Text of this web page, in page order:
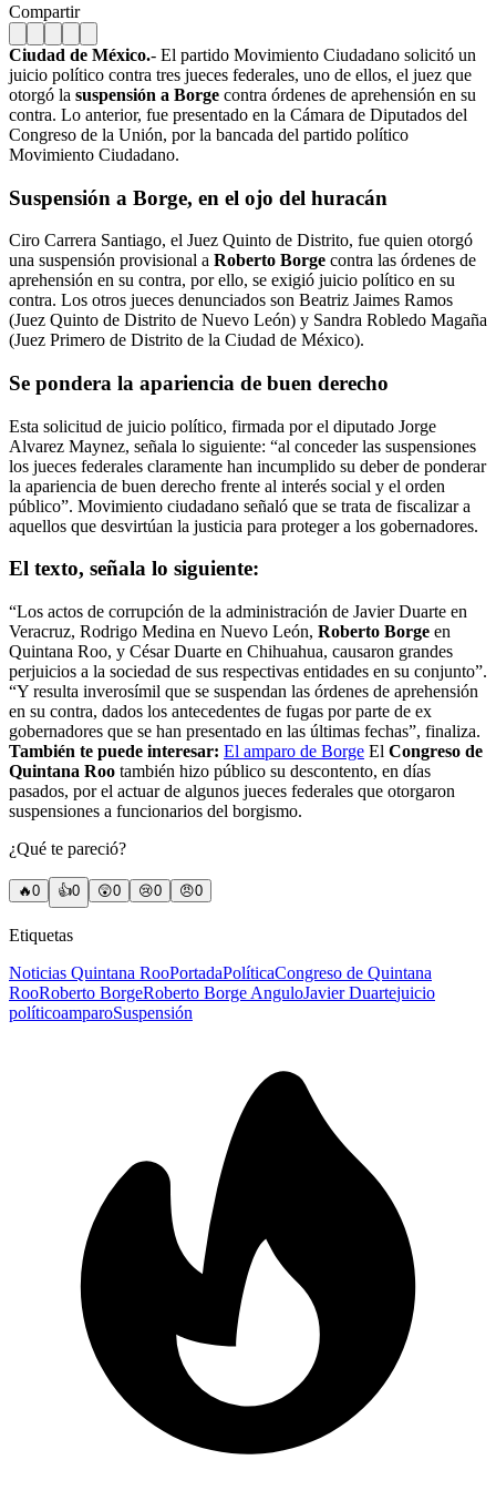
Compartir
Ciudad de México.- El partido Movimiento Ciudadano solicitó un
juicio político contra tres jueces federales, uno de ellos, el juez que
otorgó la suspensión a Borge contra órdenes de aprehensión en su
contra. Lo anterior, fue presentado en la Cámara de Diputados del
Congreso de la Unión, por la bancada del partido político
Movimiento Ciudadano.
Suspensión a Borge, en el ojo del huracán
Ciro Carrera Santiago, el Juez Quinto de Distrito, fue quien otorgó
una suspensión provisional a Roberto Borge contra las órdenes de
aprehensión en su contra, por ello, se exigió juicio político en su
contra. Los otros jueces denunciados son Beatriz Jaimes Ramos
(Juez Quinto de Distrito de Nuevo León) y Sandra Robledo Magaña
(Juez Primero de Distrito de la Ciudad de México).
Se pondera la apariencia de buen derecho
Esta solicitud de juicio político, firmada por el diputado Jorge
Alvarez Maynez, señala lo siguiente: “al conceder las suspensiones
los jueces federales claramente han incumplido su deber de ponderar
la apariencia de buen derecho frente al interés social y el orden
público”. Movimiento ciudadano señaló que se trata de fiscalizar a
aquellos que desvirtúan la justicia para proteger a los gobernadores.
El texto, señala lo siguiente:
“Los actos de corrupción de la administración de Javier Duarte en
Veracruz, Rodrigo Medina en Nuevo León, Roberto Borge en
Quintana Roo, y César Duarte en Chihuahua, causaron grandes
perjuicios a la sociedad de sus respectivas entidades en su conjunto”.
“Y resulta inverosímil que se suspendan las órdenes de aprehensión
en su contra, dados los antecedentes de fugas por parte de ex
gobernadores que se han presentado en las últimas fechas”, finaliza.
También te puede interesar: El amparo de Borge El Congreso de
Quintana Roo también hizo público su descontento, en días
pasados, por el actuar de algunos jueces federales que otorgaron
suspensiones a funcionarios del borgismo.
¿Qué te pareció?
🔥0 👍0 😲0 😢0 😠0
Etiquetas
Noticias Quintana RooPortadaPolíticaCongreso de Quintana
RooRoberto BorgeRoberto Borge AnguloJavier Duartejuicio
políticoamparoSuspensión